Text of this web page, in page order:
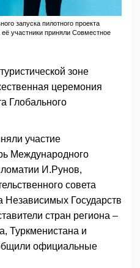
запуска пилотного проекта
её участники приняли Совместное
зоне
церемония
Глобального
участие
Международного
И.Рунов,
совета
Независимых Государств
стран региона –
Туркменистана и
официальные